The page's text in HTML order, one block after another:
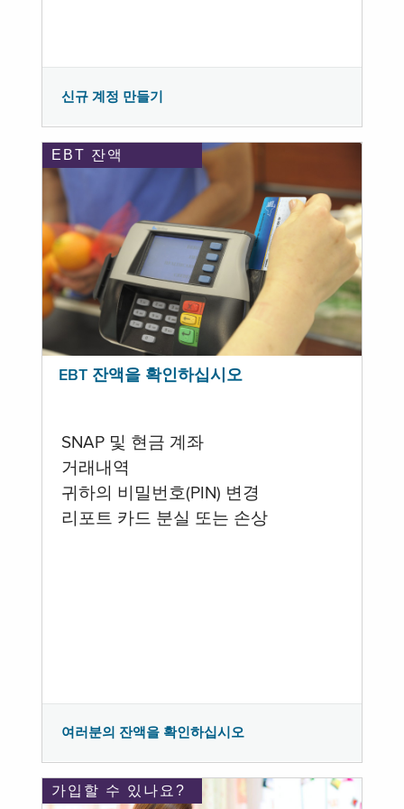
신규 계정 만들기
EBT 잔액
EBT 잔액을 확인하십시오
SNAP 및 현금 계좌
거래내역
귀하의 비밀번호(PIN) 변경
리포트 카드 분실 또는 손상
여러분의 잔액을 확인하십시오
가입할 수 있나요?